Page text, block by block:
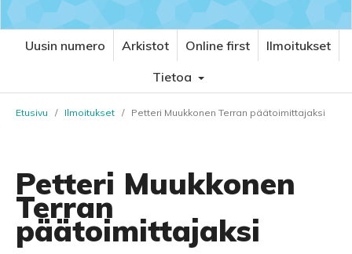
Uusin numero Arkistot Online first
Ilmoitukset
Tietoa
Etusivu / Ilmoitukset / Petteri Muukkonen Terran päätoimittajaksi
Petteri Muukkonen
Terran
päätoimittajaksi